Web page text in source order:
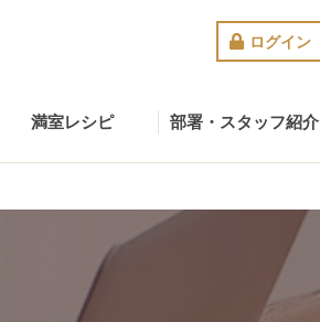
ログイン
満室レシピ 部署・スタッフ紹介